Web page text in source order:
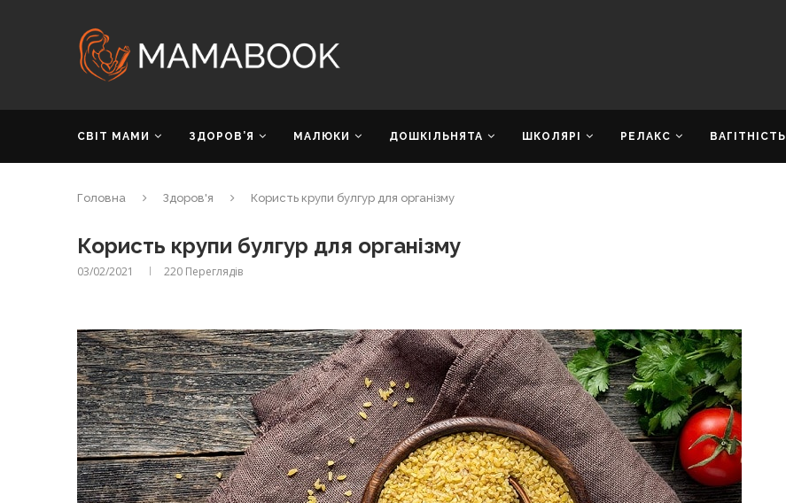
СВІТ МАМИ ЗДОРОВ’Я МАЛЮКИ ДОШКІЛЬНЯТА ШКОЛЯРІ РЕЛАКС ВАГІТНІСТЬ
Головна Здоров'я Користь крупи булгур для організму
Користь крупи булгур для організму
03/02/2021 220 Переглядів